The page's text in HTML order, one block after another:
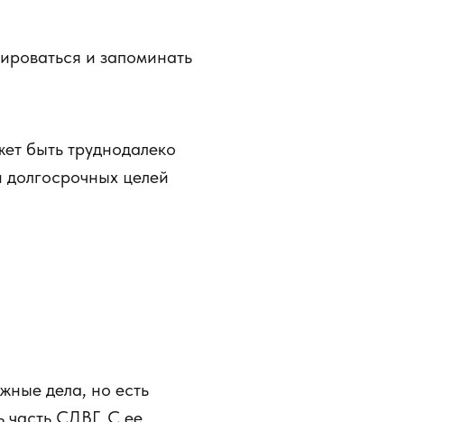
и запоминать
быть труднодалеко
целей
дела, но есть
часть СДВГ. С ее